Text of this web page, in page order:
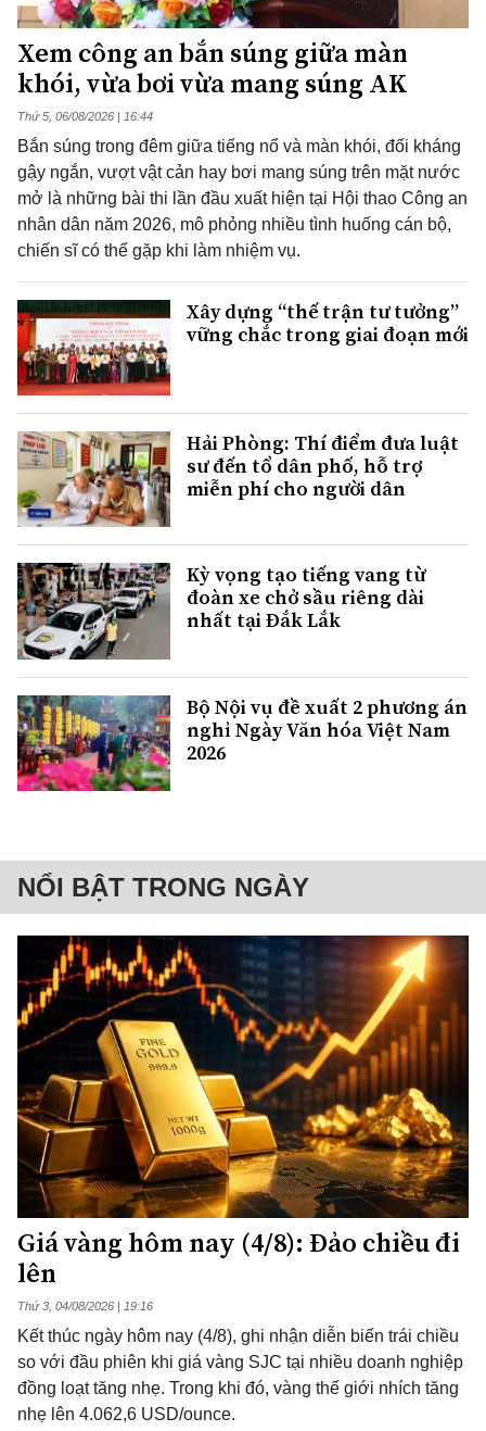
Xem công an bắn súng giữa màn
khói, vừa bơi vừa mang súng AK
Thứ 5, 06/08/2026 | 16:44
Bắn súng trong đêm giữa tiếng nổ và màn khói, đối kháng
gậy ngắn, vượt vật cản hay bơi mang súng trên mặt nước
mở là những bài thi lần đầu xuất hiện tại Hội thao Công an
nhân dân năm 2026, mô phỏng nhiều tình huống cán bộ,
chiến sĩ có thể gặp khi làm nhiệm vụ.
Xây dựng “thế trận tư tưởng”
vững chắc trong giai đoạn mới
Hải Phòng: Thí điểm đưa luật
sư đến tổ dân phố, hỗ trợ
miễn phí cho người dân
Kỳ vọng tạo tiếng vang từ
đoàn xe chở sầu riêng dài
nhất tại Đắk Lắk
Bộ Nội vụ đề xuất 2 phương án
nghỉ Ngày Văn hóa Việt Nam
2026
NỔI BẬT TRONG NGÀY
Giá vàng hôm nay (4/8): Đảo chiều đi
lên
Thứ 3, 04/08/2026 | 19:16
Kết thúc ngày hôm nay (4/8), ghi nhận diễn biến trái chiều
so với đầu phiên khi giá vàng SJC tại nhiều doanh nghiệp
đồng loạt tăng nhẹ. Trong khi đó, vàng thế giới nhích tăng
nhẹ lên 4.062,6 USD/ounce.